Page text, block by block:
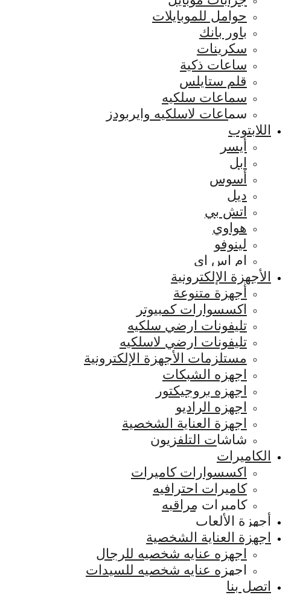
حوامل للموبايلات
باور بانك
سكرينات
ساعات ذكية
قلم ستايلس
سماعات سلكيه
سماعات لاسلكيه وايربودز
اللابتوب
أيسر
ابل
أسوس
ديل
اتش بي
هواوي
لينوفو
ام اس اي
الأجهزة الإلكترونية
أجهزة متنوعة
اكسسوارات كمبيوتر
تليفونات ارضي سلكيه
تليفونات ارضي لاسلكيه
مستلزمات الأجهزة الإلكترونية
اجهزه الشبكات
اجهزه بروجيكتور
اجهزه الراديو
اجهزة العناية الشخصية
شاشات التلفزيون
الكاميرات
اكسسوارات كاميرات
كاميرات احترافيه
كاميرات مراقبه
أجهزة الألعاب
اجهزة العناية الشخصية
اجهزه عنايه شخصيه للرجال
اجهزه عنايه شخصيه للسيدات
اتصل بنا